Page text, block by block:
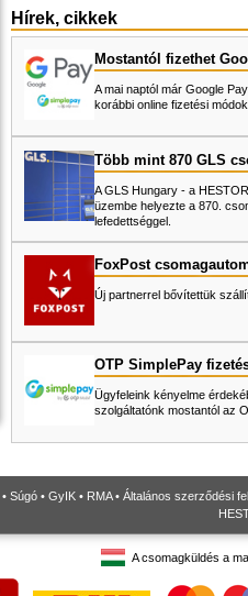
Hírek, cikkek
Mostantól fizethet
A mai naptól már Google
korábbi online fizetési
Több mint 870 GLS
A GLS Hungary - a
üzembe helyezte a 870.
lefedettséggel.
FoxPost
Új partnerrel bővítettük
OTP SimplePay
Ügyfeleink kényelme
szolgáltatónk mostantól az
• Súgó • GyIK • RMA• Általános szerződési
A csomagküldés a